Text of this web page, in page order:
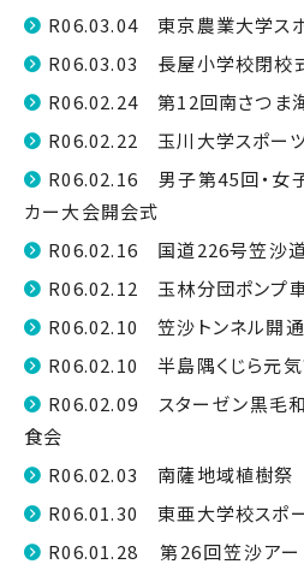
R06.03.04 東京農業大学ス
R06.03.03 長屋小学校閉校
R06.02.24 第12回南さつま
R06.02.22 玉川大学スポー
R06.02.16 男子第45回・女
カー大会開会式
R06.02.16 国道226号笠沙
R06.02.12 玉林分団ポンプ
R06.02.10 笠沙トンネル開通
R06.02.10 半島隅くじら元
R06.02.09 スターゼン黒毛
食会
R06.02.03 南薩地域植樹祭
R06.01.30 東亜大学校スポ
R06.01.28 第26回笠沙アー